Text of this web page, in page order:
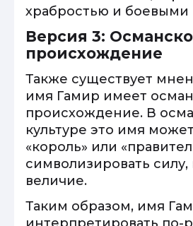
храбростью и боевыми
Версия 3:
происхождение
Также существует
имя Гамир имеет
происхождение. В
культуре это имя
«король» или
символизировать силу,
величие.
Таким образом, имя